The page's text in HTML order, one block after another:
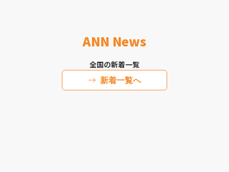
ANN News
全国の新着一覧
新着一覧へ